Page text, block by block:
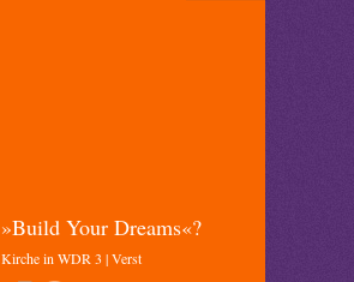
»Build Your Dreams«?
Kirche in WDR 3 | Verst